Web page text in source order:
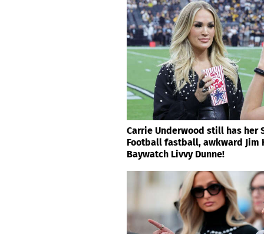
Carrie Underwood still has her
Football fastball, awkward Jim
Baywatch Livvy Dunne!